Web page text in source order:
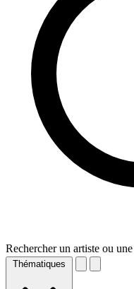
Rechercher un artiste ou
Thématiques